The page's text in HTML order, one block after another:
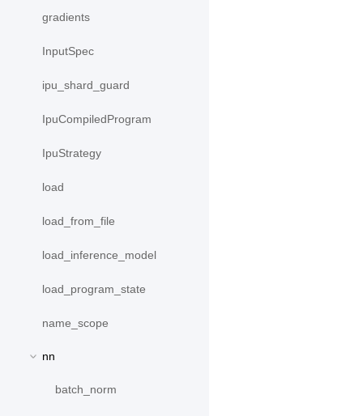
gradients
InputSpec
ipu_shard_guard
IpuCompiledProgram
IpuStrategy
load
load_from_file
load_inference_model
load_program_state
name_scope
nn
batch_norm